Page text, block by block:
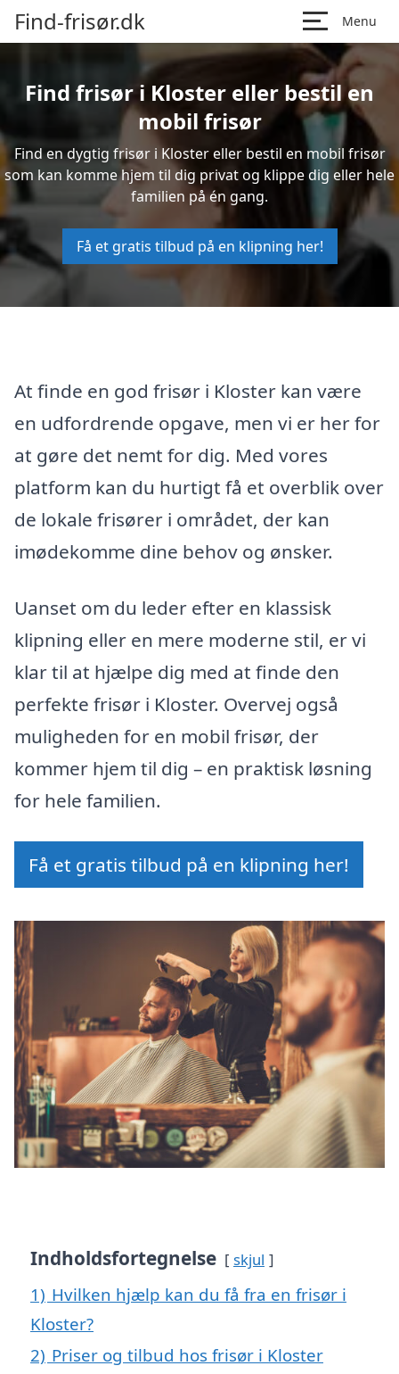
Find-frisør.dk Menu
Find frisør i Kloster eller bestil en
mobil frisør
Find en dygtig frisør i Kloster eller bestil en mobil frisør
som kan komme hjem til dig privat og klippe dig eller hele
familien på én gang.
Få et gratis tilbud på en klipning her!
At finde en god frisør i Kloster kan være
en udfordrende opgave, men vi er her for
at gøre det nemt for dig. Med vores
platform kan du hurtigt få et overblik over
de lokale frisører i området, der kan
imødekomme dine behov og ønsker.
Uanset om du leder efter en klassisk
klipning eller en mere moderne stil, er vi
klar til at hjælpe dig med at finde den
perfekte frisør i Kloster. Overvej også
muligheden for en mobil frisør, der
kommer hjem til dig – en praktisk løsning
for hele familien.
Få et gratis tilbud på en klipning her!
Indholdsfortegnelse skjul
1) Hvilken hjælp kan du få fra en frisør i
Kloster?
2) Priser og tilbud hos frisør i Kloster